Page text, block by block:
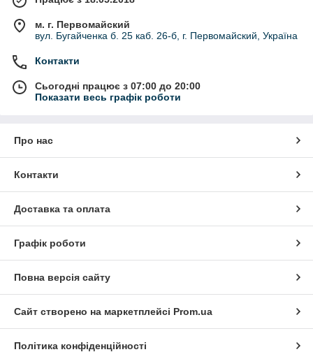
м. г. Первомайский
вул. Бугайченка б. 25 каб. 26-б, г. Первомайский, Україна
Контакти
Сьогодні працює з 07:00 до 20:00
Показати весь графік роботи
Про нас
Контакти
Доставка та оплата
Графік роботи
Повна версія сайту
Сайт створено на маркетплейсі Prom.ua
Політика конфіденційності